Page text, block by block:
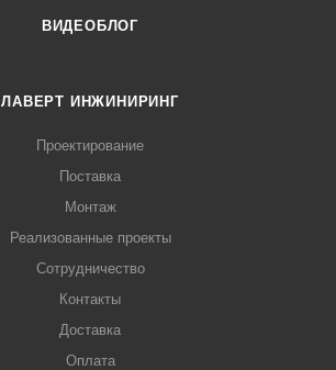
ВИДЕОБЛОГ
ЛАВЕРТ ИНЖИНИРИНГ
Проектирование
Поставка
Монтаж
Реализованные проекты
Сотрудничество
Контакты
Доставка
Оплата